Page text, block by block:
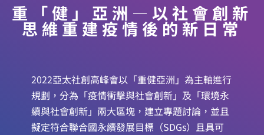
重「健」亞洲—以社會創新
思維重建疫情後的新日常
2022亞太社創高峰會以「重健亞洲」為主軸進行
規劃，分為「疫情衝擊與社會創新」及「環境永
續與社會創新」兩大區塊，建立專題討論，並且
擬定符合聯合國永續發展目標（SDGs）且具可